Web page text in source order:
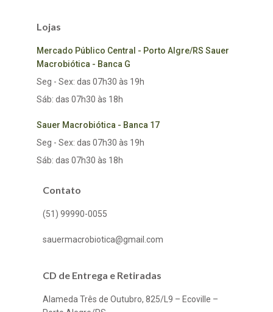
Lojas
Mercado Público Central - Porto Algre/RS Sauer
Macrobiótica - Banca G
Seg - Sex: das 07h30 às 19h
Sáb: das 07h30 às 18h
Sauer Macrobiótica - Banca 17
Seg - Sex: das 07h30 às 19h
Sáb: das 07h30 às 18h
Contato
(51) 99990-0055
sauermacrobiotica@gmail.com
CD de Entrega e Retiradas
Alameda Três de Outubro, 825/L9 – Ecoville –